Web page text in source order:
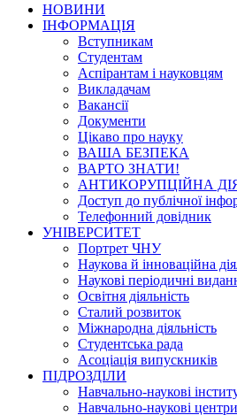
НОВИНИ
ІНФОРМАЦІЯ
Вступникам
Студентам
Аспірантам і науковцям
Викладачам
Вакансії
Документи
Цікаво про науку
ВАША БЕЗПЕКА
ВАРТО ЗНАТИ!
АНТИКОРУПЦІЙНА
Доступ до публічної
Телефонний довідник
УНІВЕРСИТЕТ
Портрет ЧНУ
Наукова й інноваційна
Наукові періодичні
Освітня діяльність
Сталий розвиток
Міжнародна діяльність
Студентська рада
Асоціація випускників
ПІДРОЗДІЛИ
Навчально-наукові
Навчально-наукові центри